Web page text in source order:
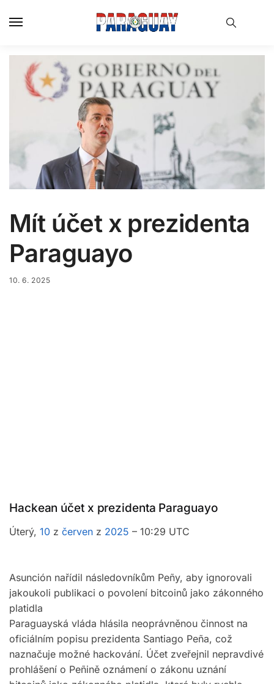
Mít účet x prezidenta
Paraguayo
10. 6. 2025
Hackean účet x prezidenta Paraguayo
Úterý, 10 z červen z 2025 – 10:29 UTC
Asunción nařídil následovníkům Peñy, aby ignorovali
jakoukoli publikaci o povolení bitcoinů jako zákonného
platidla
Paraguayská vláda hlásila neoprávněnou činnost na
oficiálním popisu prezidenta Santiago Peña, což
naznačuje možné hackování. Účet zveřejnil nepravdivé
prohlášení o Peñině oznámení o zákonu uznání